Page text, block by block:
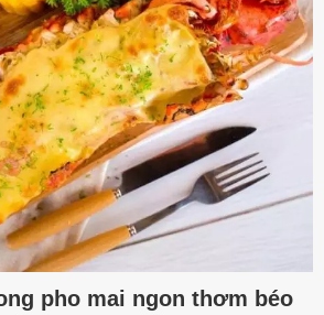
pho mai ngon thơm béo